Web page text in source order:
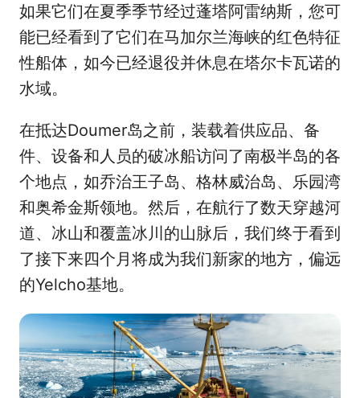
如果它们在夏季季节经过蓬塔阿雷纳斯，您可
能已经看到了它们在马加尔兰海峡的红色特征
性船体，如今已经退役并休息在塔尔卡瓦诺的
水域。
在抵达Doumer岛之前，装载着供应品、备
件、设备和人员的破冰船访问了南极半岛的各
个地点，如乔治王子岛、格林威治岛、乐园湾
和奥希金斯领地。然后，在航行了数天穿越河
道、冰山和覆盖冰川的山脉后，我们终于看到
了接下来四个月将成为我们新家的地方，偏远
的Yelcho基地。